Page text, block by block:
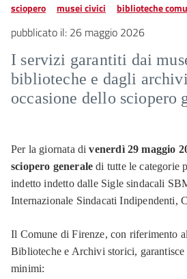
sciopero musei civici biblioteche
pubblicato il: 26 maggio 2026
I servizi garantiti dai
biblioteche e dagli
occasione dello sciopero
Per la giornata di venerdì 29 maggio
sciopero generale di tutte le categorie
indetto indetto dalle Sigle sindacali
Internazionale Sindacati Indipendenti,
Il Comune di Firenze, con riferimento
Biblioteche e Archivi storici, garantisce
minimi: